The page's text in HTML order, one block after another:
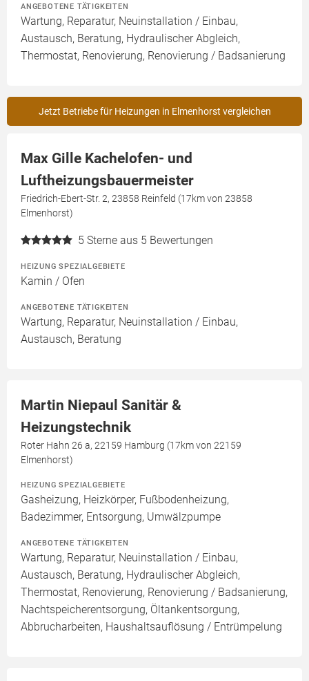
ANGEBOTENE TÄTIGKEITEN
Wartung, Reparatur, Neuinstallation / Einbau,
Austausch, Beratung, Hydraulischer Abgleich,
Thermostat, Renovierung, Renovierung / Badsanierung
Jetzt Betriebe für Heizungen in Elmenhorst vergleichen
Max Gille Kachelofen- und
Luftheizungsbauermeister
Friedrich-Ebert-Str. 2, 23858 Reinfeld (17km von 23858
Elmenhorst)
5 Sterne aus 5 Bewertungen
HEIZUNG SPEZIALGEBIETE
Kamin / Ofen
ANGEBOTENE TÄTIGKEITEN
Wartung, Reparatur, Neuinstallation / Einbau,
Austausch, Beratung
Martin Niepaul Sanitär &
Heizungstechnik
Roter Hahn 26 a, 22159 Hamburg (17km von 22159
Elmenhorst)
HEIZUNG SPEZIALGEBIETE
Gasheizung, Heizkörper, Fußbodenheizung,
Badezimmer, Entsorgung, Umwälzpumpe
ANGEBOTENE TÄTIGKEITEN
Wartung, Reparatur, Neuinstallation / Einbau,
Austausch, Beratung, Hydraulischer Abgleich,
Thermostat, Renovierung, Renovierung / Badsanierung,
Nachtspeicherentsorgung, Öltankentsorgung,
Abbrucharbeiten, Haushaltsauflösung / Entrümpelung